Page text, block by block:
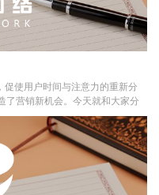
促使用户时间与注意力的重新分
了营销新机会。今天就和大家分